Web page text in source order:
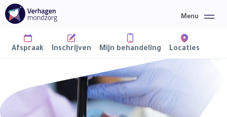
Afspraak Inschrijven Mijn behandeling Locaties
Home